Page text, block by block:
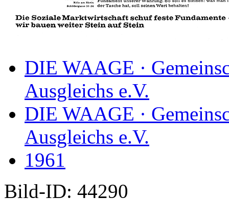
DIE WAAGE ·
Ausgleichs e.V.
DIE WAAGE ·
Ausgleichs e.V.
1961
Bild-ID: 44290